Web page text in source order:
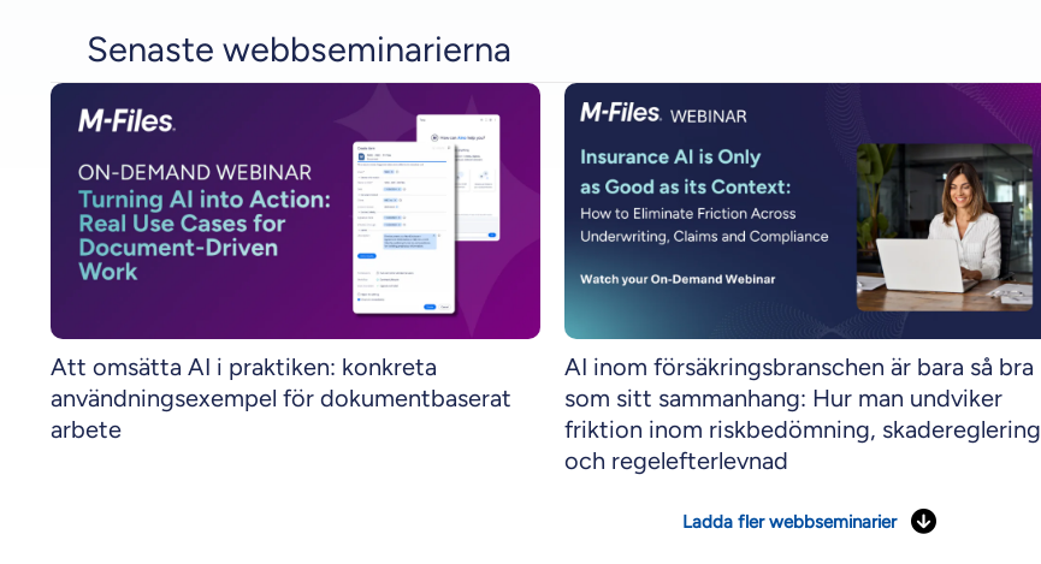
Senaste webbseminarierna
Att omsätta AI i praktiken: konkreta
användningsexempel för dokumentbaserat
arbete
AI inom försäkringsbranschen är bara så bra
som sitt sammanhang: Hur man undviker
friktion inom riskbedömning, skadereglering
och regelefterlevnad
Ladda fler webbseminarier